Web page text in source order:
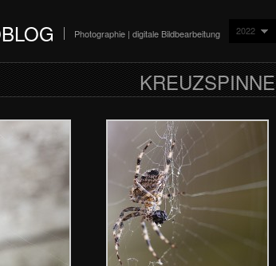
Photographie | digitale Bildbearbeitung 2022
KREUZSPINNE